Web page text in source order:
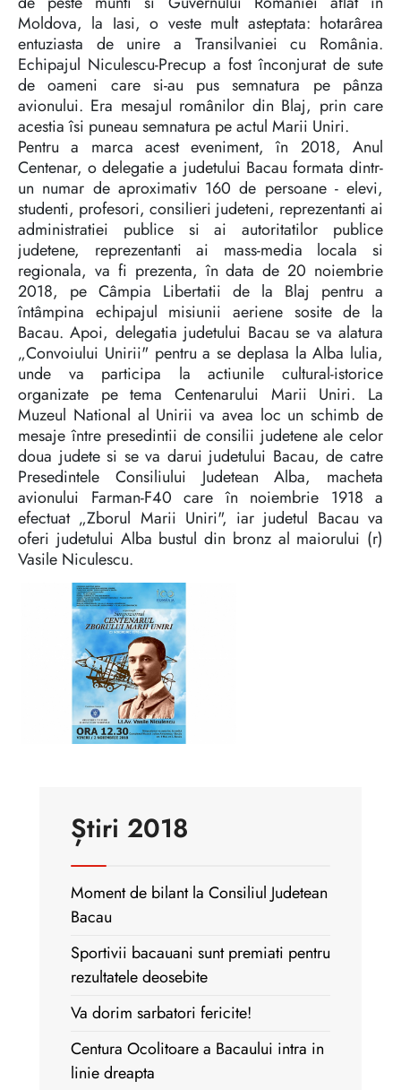
Moldova, la Iasi, o veste mult asteptata: hotarârea
entuziasta de unire a Transilvaniei cu România.
Echipajul Niculescu-Precup a fost înconjurat de sute
de oameni care si-au pus semnatura pe pânza
avionului. Era mesajul românilor din Blaj, prin care
acestia îsi puneau semnatura pe actul Marii Uniri.
Pentru a marca acest eveniment, în 2018, Anul
Centenar, o delegatie a judetului Bacau formata dintr-
un numar de aproximativ 160 de persoane - elevi,
studenti, profesori, consilieri judeteni, reprezentanti ai
administratiei publice si ai autoritatilor publice
judetene, reprezentanti ai mass-media locala si
regionala, va fi prezenta, în data de 20 noiembrie
2018, pe Câmpia Libertatii de la Blaj pentru a
întâmpina echipajul misiunii aeriene sosite de la
Bacau. Apoi, delegatia judetului Bacau se va alatura
„Convoiului Unirii" pentru a se deplasa la Alba lulia,
unde va participa la actiunile cultural-istorice
organizate pe tema Centenarului Marii Uniri. La
Muzeul National al Unirii va avea loc un schimb de
mesaje între presedintii de consilii judetene ale celor
doua judete si se va darui judetului Bacau, de catre
Presedintele Consiliului Judetean Alba, macheta
avionului Farman-F40 care în noiembrie 1918 a
efectuat „Zborul Marii Uniri", iar judetul Bacau va
oferi judetului Alba bustul din bronz al maiorului (r)
Vasile Niculescu.
Știri 2018
Moment de bilant la Consiliul Judetean
Bacau
Sportivii bacauani sunt premiati pentru
rezultatele deosebite
Va dorim sarbatori fericite!
Centura Ocolitoare a Bacaului intra in
linie dreapta